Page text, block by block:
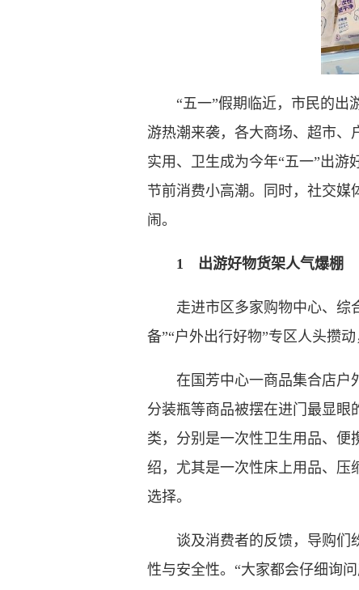
“五一”假期临近，市民的出游
游热潮来袭，各大商场、超市、
实用、卫生成为今年“五一”出
节前消费小高潮。同时，社交
闹。
1 出游好物货架人气爆棚
走进市区多家购物中心、综合
备”“户外出行好物”专区人头攒
在国芳中心一商品集合店户外
分装瓶等商品被摆在进门最显眼
类，分别是一次性卫生用品、便
绍，尤其是一次性床上用品、压
选择。
谈及消费者的反馈，导购们纷
性与安全性。“大家都会仔细询